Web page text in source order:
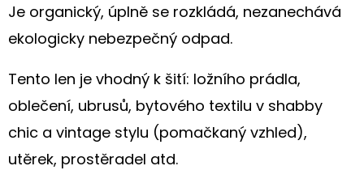
Je organický, úplně se rozkládá, nezanechává
ekologicky nebezpečný odpad.
Tento len je vhodný k šití: ložního prádla,
oblečení, ubrusů, bytového textilu v shabby
chic a vintage stylu (pomačkaný vzhled),
utěrek, prostěradel atd.